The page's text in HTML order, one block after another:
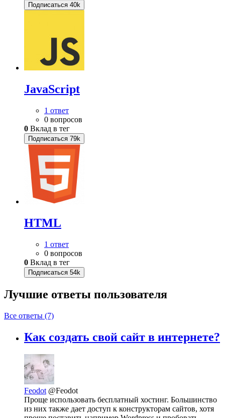
Подписаться 40k
JavaScript
1 ответ
0 вопросов
0 Вклад в тег
Подписаться 79k
HTML
1 ответ
0 вопросов
0 Вклад в тег
Подписаться 54k
Лучшие ответы пользователя
Все ответы (7)
Как создать свой сайт в интернете?
Feodot @Feodot
Проще использовать бесплатный хостинг. Большинство
из них также дает доступ к конструкторам сайтов, хотя